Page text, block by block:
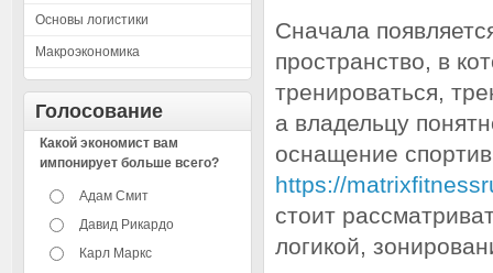
Основы логистики
Макроэкономика
Голосование
Какой экономист вам
импонирует больше всего?
Адам Смит
Давид Рикардо
Карл Маркс
Сначала
пространство, в
тренироваться,
а владельцу
оснащение
https://
стоит
логикой,